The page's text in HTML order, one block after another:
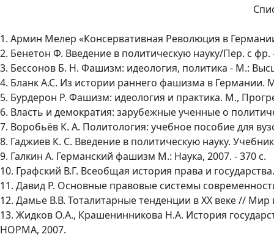
1. Армин Мелер «Консервативная Революция в
2. Бенетон Ф. Введение в политическую науку/Пер. с
3. Бессонов Б. Н. Фашизм: идеология, политика - М.:
4. Бланк А.С. Из истории раннего фашизма в Германии.
5. Бурдерон Р. Фашизм: идеология и практика. М.,
6. Власть и демократия: зарубежные ученные о
7. Воробьёв К. А. Политология: учебное пособие для
8. Гаджиев К. С. Введение в политическую науку.
9. Галкин А. Германский фашизм М.: Наука, 2007. - 370 с.
10. Графский В.Г. Всеобщая история права и
11. Давид Р. Основные правовые системы
12. Дамье В.В. Тоталитарные тенденции в ХХ веке // Мир
13. Жидков О.А., Крашенинникова Н.А. История
НОРМА, 2007.